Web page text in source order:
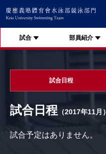
試合 部員紹介
試合日程
試合日程 （2017年11月）
試合予定はありません。